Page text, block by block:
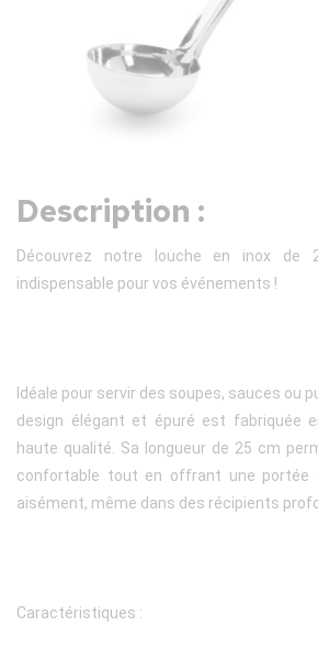
Description :
Découvrez notre louche en inox de
indispensable pour vos événements !
Idéale pour servir des soupes, sauces ou
design élégant et épuré est fabriquée
haute qualité. Sa longueur de 25 cm
confortable tout en offrant une portée
aisément, même dans des récipients
Caractéristiques :